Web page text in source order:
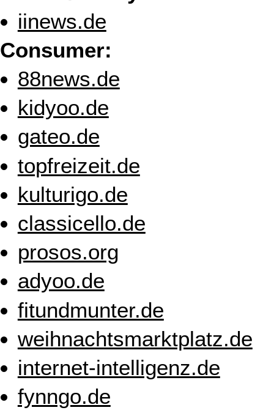
iinews.de
Consumer:
88news.de
kidyoo.de
gateo.de
topfreizeit.de
kulturigo.de
classicello.de
prosos.org
adyoo.de
fitundmunter.de
weihnachtsmarktplatz.de
internet-intelligenz.de
fynngo.de